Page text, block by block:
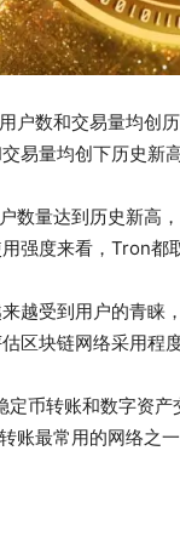
户数和交易量均创
易量均创下历史新
数量达到历史新高
强度来看，Tron都
越受到用户的青
区块链网络采用程
币转账和数字资
账最常用的网络之